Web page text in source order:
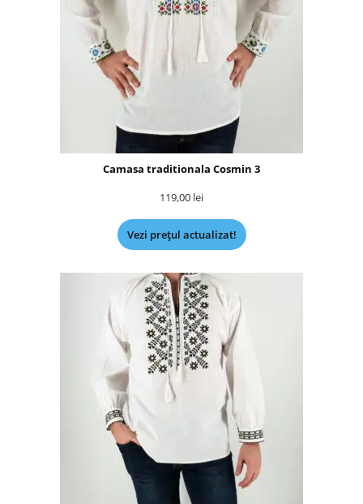
Camasa traditionala Cosmin 3
119,00 lei
Vezi prețul actualizat!